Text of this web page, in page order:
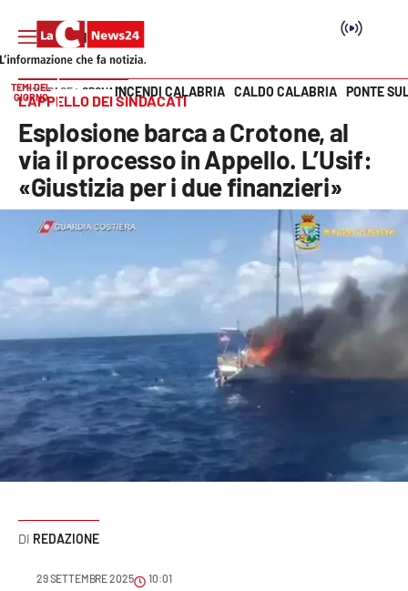
SEZIONI
Cronaca
Politica
Attualità
Economia e lavoro
Italia Mondo
Sanità
Vai
TEMI DEL
GIORNO
INCENDI CALABRIA CALDO CALABRIA PONTE
HOME PAGE CRONACA
L’APPELLO DEI SINDACATI
Esplosione barca a Crotone, al
via il processo in Appello. L’Usif:
«Giustizia per i due finanzieri»
REDAZIONE
29 SETTEMBRE 2025 10:01